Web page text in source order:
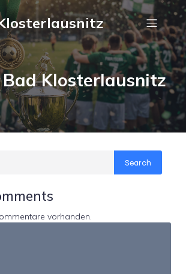
Klosterlausnitz
Search
vorhanden.